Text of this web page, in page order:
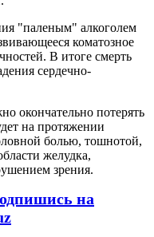
"паленым" алкоголем
коматозное
В итоге смерть
сердечно-
окончательно потерять
на протяжении
болью, тошнотой,
желудка,
зрения.
на